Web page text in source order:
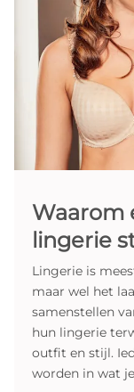
Waarom
lingerie
Lingerie is
maar wel het
samenstellen
hun lingerie
outfit en stijl.
worden in wat